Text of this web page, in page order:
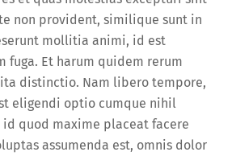
non provident, similique sunt in
mollitia animi, id est
fuga. Et harum quidem rerum
distinctio. Nam libero tempore,
eligendi optio cumque nihil
quod maxime placeat facere
assumenda est, omnis dolor